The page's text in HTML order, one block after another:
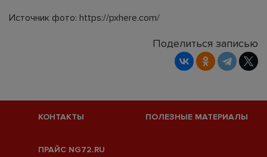
Источник фото: https://pxhere.com/
Поделиться записью
КОНТАКТЫ ПОЛЕЗНЫЕ МАТЕРИАЛЫ
ПРАЙС NG72.RU